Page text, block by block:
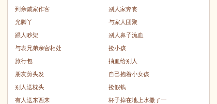
到亲戚家作客
别人家奔丧
光脚丫
与家人团聚
跟人吵架
别人鼻子流血
与表兄弟亲密相处
捡小孩
旅行包
抽血给别人
朋友剪头发
自己抱着小女孩
别人送枕头
捡假钱
有人送东西来
杯子掉在地上水撒了一